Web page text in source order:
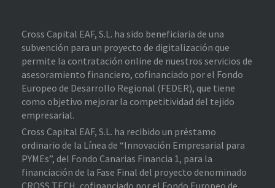
Cross Capital EAF, S.L. ha sido beneficiaria de una
subvención para un proyecto de digitalización que
permite la contratación online de nuestros servicios de
asesoramiento financiero, cofinanciado por el Fondo
Europeo de Desarrollo Regional (FEDER), que tiene
como objetivo mejorar la competitividad del tejido
empresarial.
Cross Capital EAF, S.L. ha recibido un préstamo
ordinario de la Línea de “Innovación Empresarial para
PYMEs”, del Fondo Canarias Financia 1, para la
financiación de la Fase Final del proyecto denominado